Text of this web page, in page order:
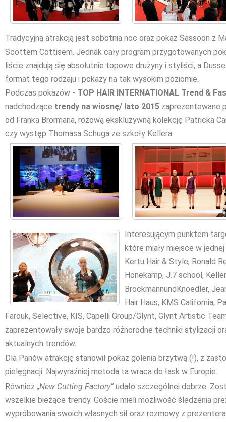
Tradycyjną atrakcją jest sobotnia noc oraz pokaz Sassoon z
Scottem Cottisem. Jednak cały program przygotowanych
liście znajdują się absolutnie topowe drużyny i styliści, a
format tego rodzaju i pokazy na tak wysokim poziomie.
Podczas pokazów - TOP HAIR INTERNATIONAL Trend &
nadchodzące trendy na wiosnę/ lato 2015 zaprezentowane
od Franka Brormana, różową ekskluzywną kolekcję Patricka
czy występ Thomasa Schuga ze szkoły Kellera.
Interesującym punktem
które miały miejsce w
Kertu Hair & Style, Ronald
Honekamp, J.7 school,
BrockmannundKnoedler,
Hair Haus, KMS California,
Farouk, Selective, KIS, Capelli Group/Glynt, Glynt Artistic
zaprezentowały swoje bardzo różnorodne techniki stylizacji
aktualnych trendów.
Dla Panów atrakcję stanowił pokaz golenia brzytwą (!), z
pielęgnacji. Najwyraźniej metoda ta wraca do łask w Europie.
Również „New Cutting Factory” udało szczególnei dobrze.
wszelkie bieżące trendy. Goście mieli możliwość śledzenia
wypróbowania swoich własnych sił oraz rozmowy z